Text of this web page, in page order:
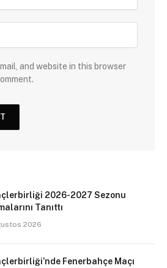
and website in this browser
2026-2027 Sezonu
Tanıttı
2026
Fenerbahçe Maçı